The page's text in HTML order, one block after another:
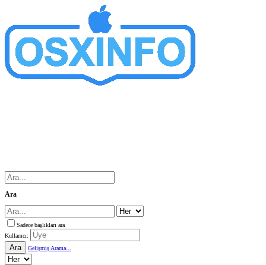
Ara
Sadece başlıkları ara
Kullanıcı:
Ara Gelişmiş Arama...